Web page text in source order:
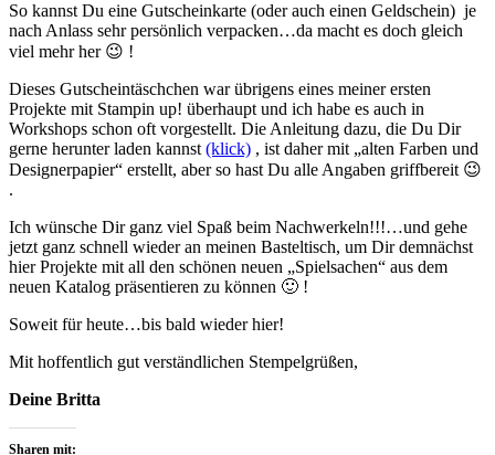
So kannst Du eine Gutscheinkarte (oder auch einen Geldschein) je
nach Anlass sehr persönlich verpacken…da macht es doch gleich
viel mehr her 😉 !
Dieses Gutscheintäschchen war übrigens eines meiner ersten
Projekte mit Stampin up! überhaupt und ich habe es auch in
Workshops schon oft vorgestellt. Die Anleitung dazu, die Du Dir
gerne herunter laden kannst (klick) , ist daher mit „alten Farben und
Designerpapier“ erstellt, aber so hast Du alle Angaben griffbereit 😉
.
Ich wünsche Dir ganz viel Spaß beim Nachwerkeln!!!…und gehe
jetzt ganz schnell wieder an meinen Basteltisch, um Dir demnächst
hier Projekte mit all den schönen neuen „Spielsachen“ aus dem
neuen Katalog präsentieren zu können 🙂 !
Soweit für heute…bis bald wieder hier!
Mit hoffentlich gut verständlichen Stempelgrüßen,
Deine Britta
Sharen mit: